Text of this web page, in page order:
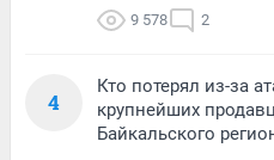
9 578 2
4
Кто потерял из-за
крупнейших
Байкальского